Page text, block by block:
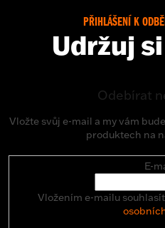
PŘIHLÁŠENÍ K
Udržuj
Odebírat
Vložte svůj e-mail a my vám
produktech na
E-
Vložením e-mailu